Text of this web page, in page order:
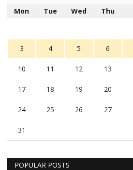
Mon Tue Wed Thu
3 4 5 6
10 11 12 13
17 18 19 20
24 25 26 27
31
POPULAR POSTS